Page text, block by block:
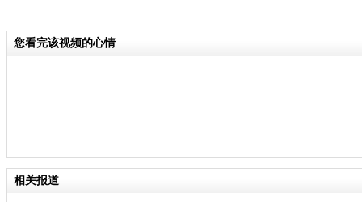
您看完该视频的心情
相关报道